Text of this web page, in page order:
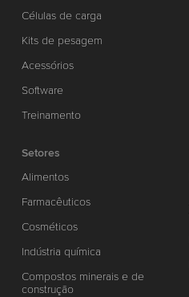
Células de carga
Kits de pesagem
Acessórios
Software
Treinamento
Setores
Alimentos
Farmacêuticos
Cosméticos
Indústria química
Compostos minerais e de
construção